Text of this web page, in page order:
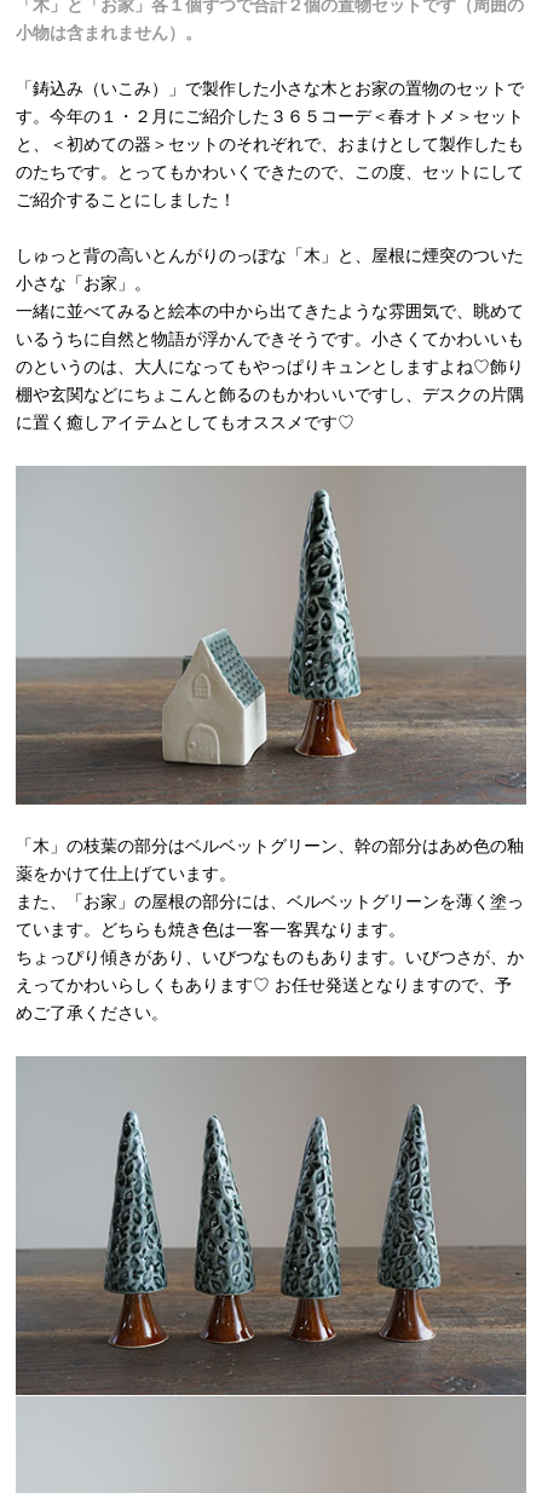
「木」と「お家」各１個ずつで合計２個の置物セットです（周囲の
小物は含まれません）。
「鋳込み（いこみ）」で製作した小さな木とお家の置物のセットで
す。今年の１・２月にご紹介した３６５コーデ＜春オトメ＞セット
と、＜初めての器＞セットのそれぞれで、おまけとして製作したも
のたちです。とってもかわいくできたので、この度、セットにして
ご紹介することにしました！
しゅっと背の高いとんがりのっぽな「木」と、屋根に煙突のついた
小さな「お家」。
一緒に並べてみると絵本の中から出てきたような雰囲気で、眺めて
いるうちに自然と物語が浮かんできそうです。小さくてかわいいも
のというのは、大人になってもやっぱりキュンとしますよね♡飾り
棚や玄関などにちょこんと飾るのもかわいいですし、デスクの片隅
に置く癒しアイテムとしてもオススメです♡
「木」の枝葉の部分はベルベットグリーン、幹の部分はあめ色の釉
薬をかけて仕上げています。
また、「お家」の屋根の部分には、ベルベットグリーンを薄く塗っ
ています。どちらも焼き色は一客一客異なります。
ちょっぴり傾きがあり、いびつなものもあります。いびつさが、か
えってかわいらしくもあります♡ お任せ発送となりますので、予
めご了承ください。